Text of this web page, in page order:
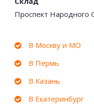
Проспект Народного
В Москву и МО
В Пермь
В Казань
В Екатеринбург